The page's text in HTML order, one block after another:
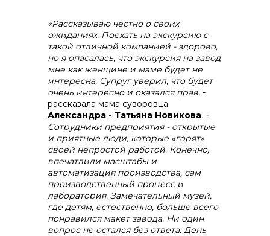
info@vostokcement.ru
«Рассказываю честно о своих
ожиданиях. Поехать на экскурсию с
такой отличной компанией - здорово,
но я опасалась, что экскурсия на завод
мне как женщине и маме будет не
интересна. Супруг уверил, что будет
очень интересно и оказался прав, -
рассказала мама суворовца
Александра - Татьяна Новикова. -
Сотрудники предприятия - открытые
и приятные люди, которые «горят»
своей непростой работой. Конечно,
впечатлили масштабы и
автоматизация производства, сам
производственный процесс и
лаборатория. Замечательный музей,
где детям, естественно, больше всего
понравился макет завода. Ни один
вопрос не остался без ответа. День